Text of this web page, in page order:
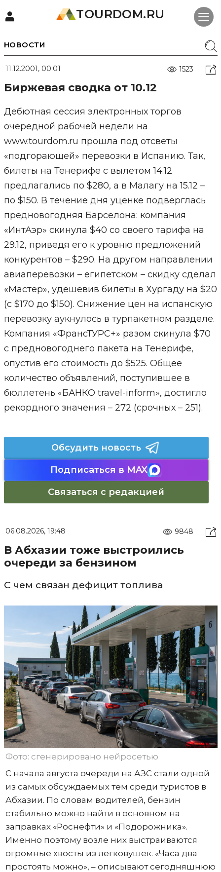
TOURDOM.RU
НОВОСТИ
11.12.2001, 00:01 1523
Биржевая сводка от 10.12
Дебютная сессия электронных торгов
очередной рабочей недели на
www.tourdom.ru прошла под отсветы
«подгорающей» перевозки в Испанию. Так,
билеты на Тенерифе с вылетом 14.12
предлагались по $280, а в Малагу на 15.12 –
по $150. В течение дня уценке подверглась
предновогодняя Барселона: компания
«ИнтАэр» скинула $40 со своего тарифа на
29.12, приведя его к уровню предложений
конкурентов – $290. На другом направлении
авиаперевозки – египетском – скидку сделал
«Мастер», удешевив билеты в Хургаду на $20
(с $170 до $150). Снижение цен на испанскую
перевозку аукнулось в турпакетном разделе.
Компания «ФрансТУРС+» разом скинула $70
с предновогоднего пакета на Тенерифе,
опустив его стоимость до $525. Общее
количество объявлений, поступившее в
бюллетень «БАНКО travel-inform», достигло
рекордного значения – 272 (срочных – 251).
Обсудить новость
Подписаться в MAX
Связаться с редакцией
06.08.2026, 19:48 9848
В Абхазии тоже выстроились
очереди за бензином
С чем связан дефицит топлива
Фото: сгенерировано нейросетью
С начала августа очереди на АЗС стали одной
из самых обсуждаемых тем среди туристов в
Абхазии. По словам водителей, бензин
стабильно можно найти в основном на
заправках «Роснефти» и «Подорожника».
Именно поэтому возле них выстраиваются
огромные хвосты из легковушек. «Часа два
простоять можно», – описывают сегодняшнюю